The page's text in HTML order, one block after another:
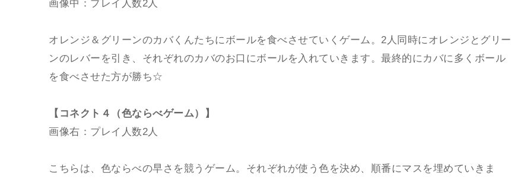
画像中：プレイ人数2人
オレンジ＆グリーンのカバくんたちにボールを食べさせていくゲーム。2人同時にオレンジとグリー
ンのレバーを引き、それぞれのカバのお口にボールを入れていきます。最終的にカバに多くボール
を食べさせた方が勝ち☆
【コネクト４（色ならべゲーム）】
画像右：プレイ人数2人
こちらは、色ならべの早さを競うゲーム。それぞれが使う色を決め、順番にマスを埋めていきま